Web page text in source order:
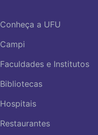
Conheça a UFU
Campi
Faculdades e Institutos
Bibliotecas
Hospitais
Restaurantes